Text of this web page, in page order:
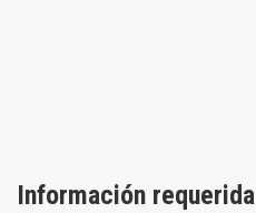
Información requerida